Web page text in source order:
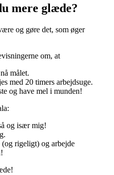
mere glæde?
og gøre det, som øger
om, at
målet.
med 20 timers arbejdsuge.
og have mel i munden!
og især mig!
rigeligt) og arbejde